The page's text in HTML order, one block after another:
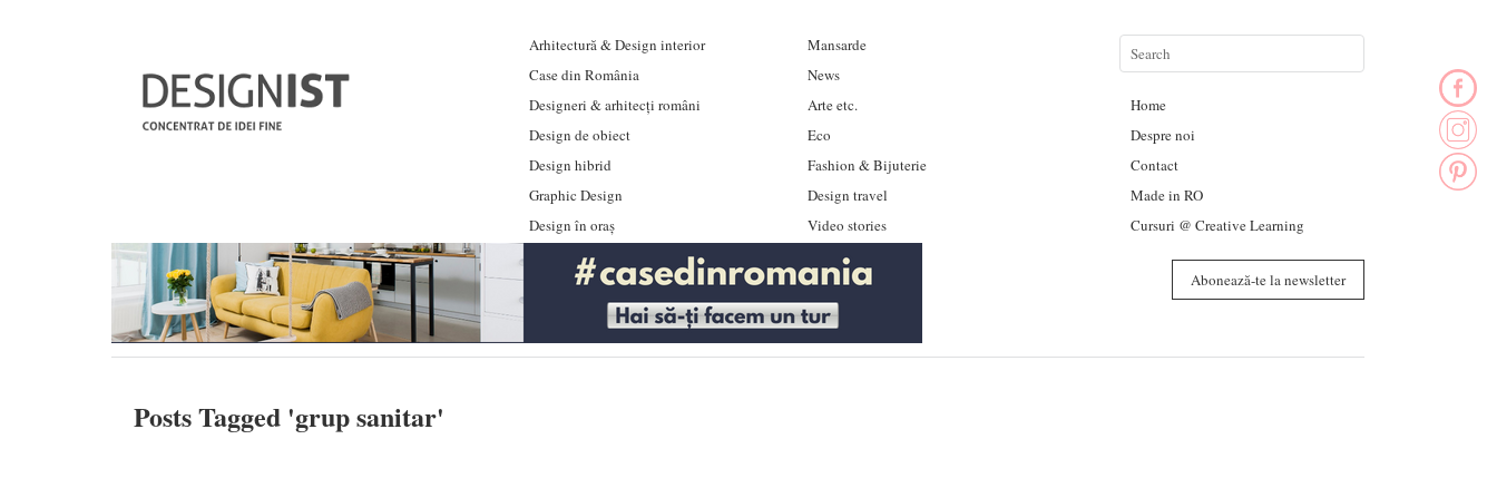
Arhitectură & Design interior
Case din România
Designeri & arhitecți români
Design de obiect
Design hibrid
Graphic Design
Design în oraș
Mansarde
News
Arte etc.
Eco
Fashion & Bijuterie
Design travel
Video stories
Home
Despre noi
Contact
Made in RO
Cursuri @ Creative Learning
Abonează-te la newsletter
Posts Tagged 'grup sanitar'